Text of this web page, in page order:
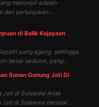
menonjol adalah
dan pertunjukan...
di Balik Kejayaan
yang agung, sehingga
besar sedunia, yang...
Sunan Gunung Jati Di
Jati di Sulawesi Anak
di Sulawesi berasal...